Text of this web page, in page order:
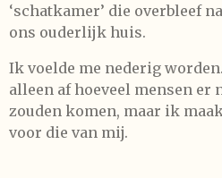
‘schatkamer’ die overbleef
ons ouderlijk huis.
Ik voelde me nederig
alleen af hoeveel mensen er
zouden komen, maar ik
voor die van mij.